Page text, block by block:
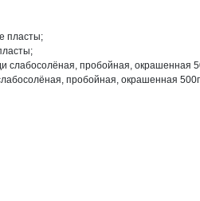
пласты;
слабосолёная, пробойная, окрашенная
пробойная, окрашенная